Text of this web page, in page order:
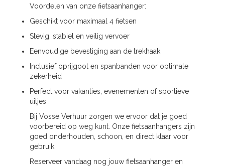
Voordelen van onze fietsaanhanger:
Geschikt voor maximaal 4 fietsen
Stevig, stabiel en veilig vervoer
Eenvoudige bevestiging aan de trekhaak
Inclusief oprijgoot en spanbanden voor optimale
zekerheid
Perfect voor vakanties, evenementen of sportieve
uitjes
Bij Vosse Verhuur zorgen we ervoor dat je goed
voorbereid op weg kunt. Onze fietsaanhangers zijn
goed onderhouden, schoon, en direct klaar voor
gebruik.
Reserveer vandaag nog jouw fietsaanhanger en